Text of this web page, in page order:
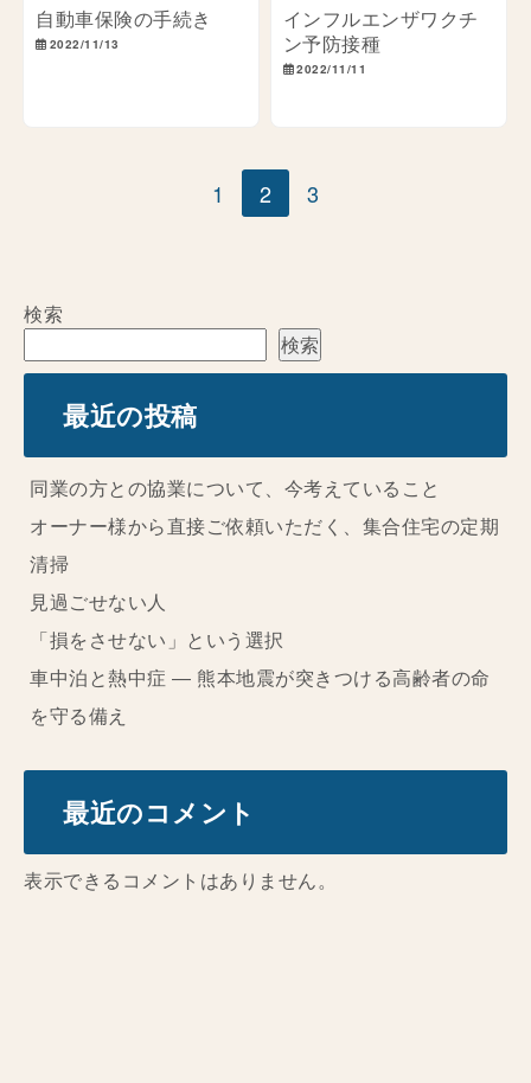
自動車保険の手続き
2022/11/13
インフルエンザワクチ
ン予防接種
2022/11/11
1 2 3
検索
検索
最近の投稿
同業の方との協業について、今考えていること
オーナー様から直接ご依頼いただく、集合住宅の定期
清掃
見過ごせない人
「損をさせない」という選択
車中泊と熱中症 ― 熊本地震が突きつける高齢者の命
を守る備え
最近のコメント
表示できるコメントはありません。